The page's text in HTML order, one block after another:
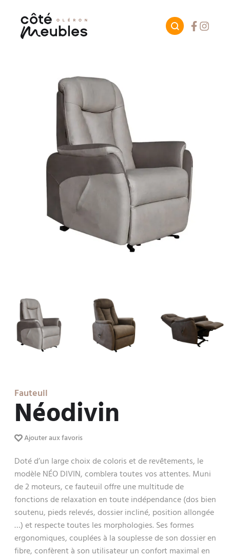
Facebook
Fauteuil
Néodivin
Ajouter aux favoris
Doté d’un large choix de coloris et de revêtements, le
modèle NÉO DIVIN, comblera toutes vos attentes. Muni
de2 moteurs, ce fauteuil offre une multitude de
fonctions de relaxation en toute indépendance(dos bien
soutenu, pieds relevés, dossier incliné, position allongée
…) et respecte toutes les morphologies. Ses formes
ergonomiques, couplées à la souplesse de son dossier en
fibre, confèrent à son utilisateur un confort maximal en